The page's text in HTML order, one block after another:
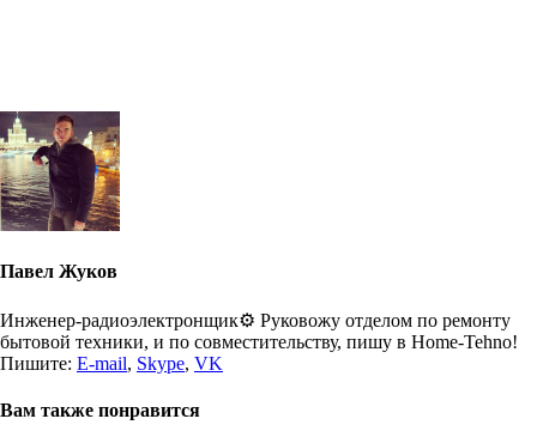
Павел Жуков
Инженер-радиоэлектронщик⚙️ Руковожу отделом по ремонту
бытовой техники, и по совместительству, пишу в Home-Tehno!
Пишите: E-mail, Skype, VK
Вам также понравится